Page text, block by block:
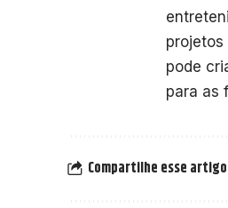
pode
para as
Compartilhe esse artigo